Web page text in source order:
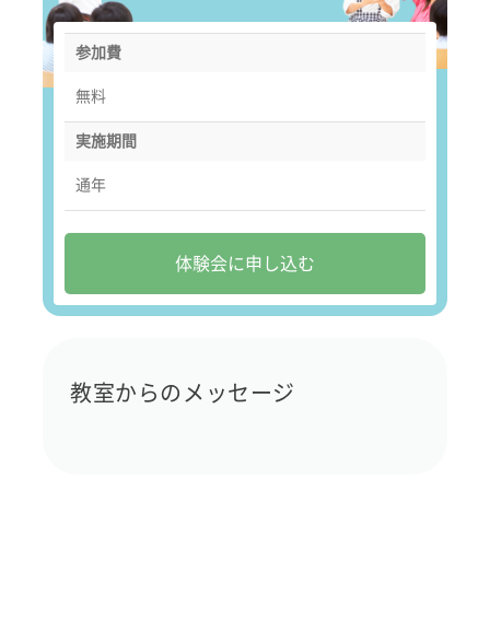
参加費
無料
実施期間
通年
体験会に申し込む
教室からのメッセージ